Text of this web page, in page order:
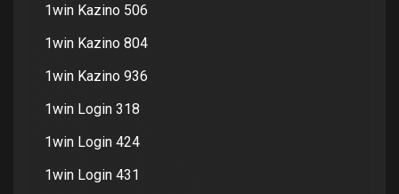
1win Kazino 506
1win Kazino 804
1win Kazino 936
1win Login 318
1win Login 424
1win Login 431